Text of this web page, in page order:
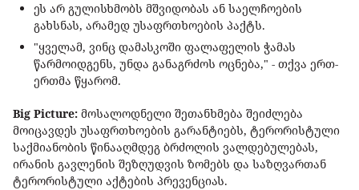
ეს არ გულისხმობს მშვიდობას ან საელჩოების
გახსნას, არამედ უსაფრთხოების პაქტს.
"ყველამ, ვინც დამასკოში ფალაფელის ჭამას
წარმოიდგენს, უნდა განაგრძოს ოცნება," - თქვა ერთ-
ერთმა წყარომ.
Big Picture: მოსალოდნელი შეთანხმება შეიძლება
მოიცავდეს უსაფრთხოების გარანტიებს, ტერორისტული
საქმიანობის წინააღმდეგ ბრძოლის ვალდებულებას,
ირანის გავლენის შეზღუდვის ზომებს და საზღვართან
ტერორისტული აქტების პრევენციას.